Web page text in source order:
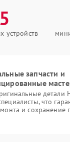
устройств
запчасти и
что
и сохранение